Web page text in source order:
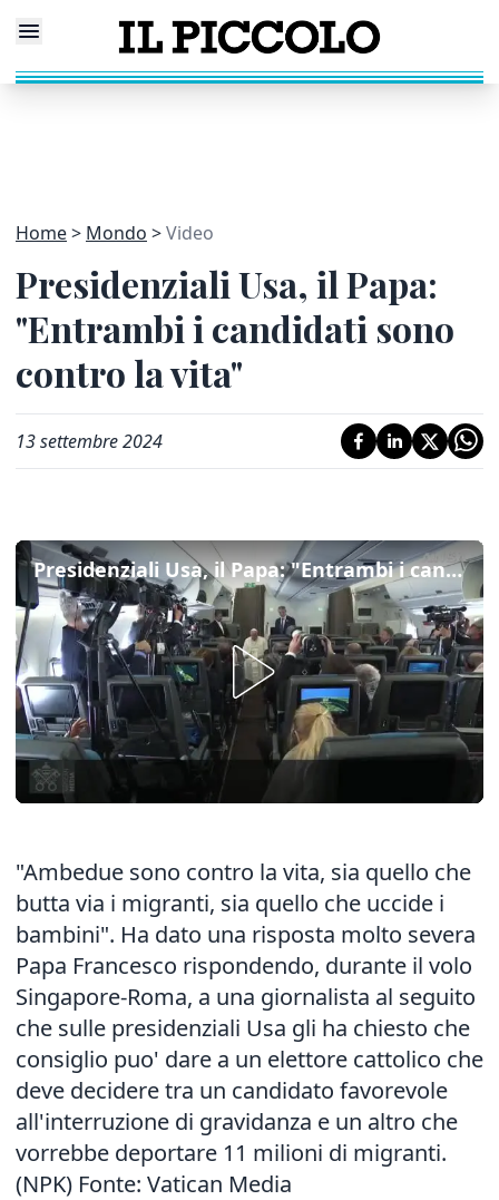
Home Mondo Video
Presidenziali Usa, il Papa:
"Entrambi i candidati sono
contro la vita"
13 settembre 2024
Presidenziali Usa, il Papa: "Entrambi i candidati sono contro la vita"
"Ambedue sono contro la vita, sia quello che
butta via i migranti, sia quello che uccide i
bambini". Ha dato una risposta molto severa
Papa Francesco rispondendo, durante il volo
Singapore-Roma, a una giornalista al seguito
che sulle presidenziali Usa gli ha chiesto che
consiglio puo' dare a un elettore cattolico che
deve decidere tra un candidato favorevole
all'interruzione di gravidanza e un altro che
vorrebbe deportare 11 milioni di migranti.
(NPK) Fonte: Vatican Media